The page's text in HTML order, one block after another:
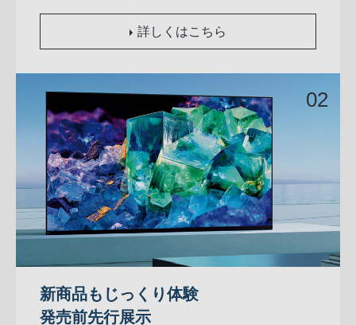
詳しくはこちら
新商品もじっくり体験
発売前先行展示